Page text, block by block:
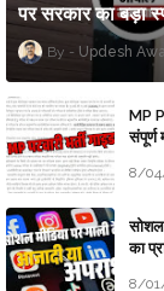
पर सरकार का बड़ा
Updesh
MP
संपूर्ण
8/
सोशल
का
8/